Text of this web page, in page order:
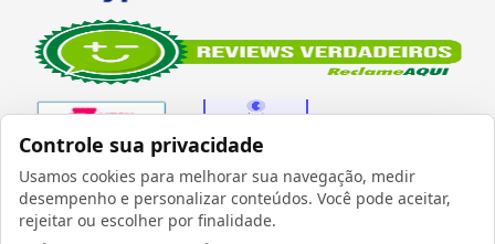
Controle sua privacidade
Usamos cookies para melhorar sua navegação, medir
desempenho e personalizar conteúdos. Você pode aceitar,
rejeitar ou escolher por finalidade.
Verificada por